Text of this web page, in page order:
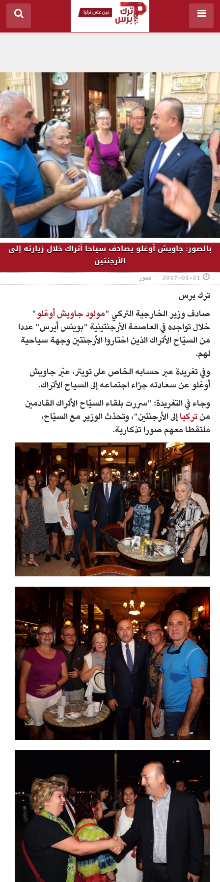
بالصور: جاويش أوغلو يصادف سياحا أتراك خلال زيارته إلى
الأرجنتين
2017-01-31 صور
ترك برس
صادف وزير الخارجية التركي "مولود جاويش أوغلو"
خلال تواجده في العاصمة الأرجنتينية "بوينس أيرس" عددا
من السيّاح الأتراك الذين اختاروا الأرجنتين وجهة سياحية
لهم.
وفي تغريدة عبر حسابه الخاص على تويتر، عبّر جاويش
أوغلو عن سعادته جرّاء اجتماعه إلى السياح الأتراك.
وجاء في التغريدة: "سررت بلقاء السيّاح الأتراك القادمين
منتركياإلى الأرجنتين"، وتحدّث الوزير مع السيّاح،
ملتقطا معهم صورا تذكارية.